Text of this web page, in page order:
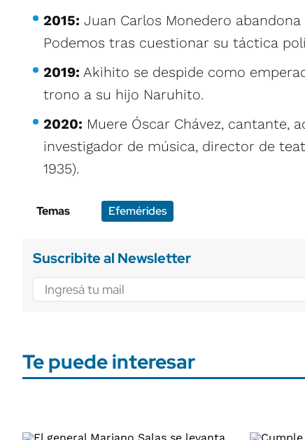
2015: Juan Carlos Monedero
Podemos tras cuestionar su táctica
2019: Akihito se despide como
trono a su hijo Naruhito.
2020: Muere Óscar Chávez, cantante,
investigador de música, director de
1935).
Temas Efemérides
Suscribite al Newsletter
Te puede interesar